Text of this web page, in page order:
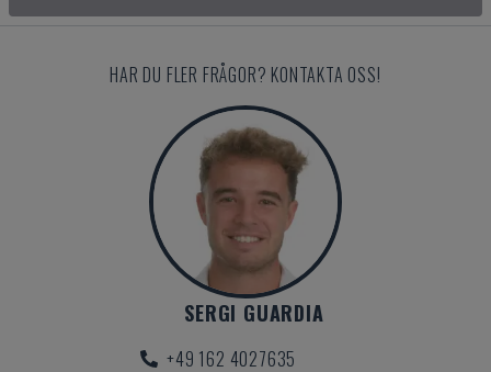
HAR DU FLER FRÅGOR? KONTAKTA OSS!
SERGI GUARDIA
+49 162 4027635